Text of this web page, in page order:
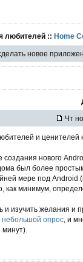
любителей ::Home
новое
Чт
и ценителей
создания нового
был более
мере под Android
как минимум,
и изучить желания и
небольшой опрос , и